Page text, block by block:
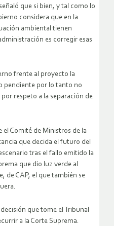
que si bien, y tal como lo
considera que en la
ambiental tienen
es corregir esas
frente al proyecto la
pendiente por lo tanto no
respeto a la separación de
el Comité de Ministros de la
que decida el futuro del
tras el fallo emitido la
que dio luz verde al
de CAP, el que también se
que tome el Tribunal
a la Corte Suprema.